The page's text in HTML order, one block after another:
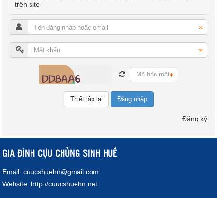
trên site
Đăng nhập
Đăng ký
GIA ĐÌNH CỰU CHỦNG SINH HUẾ
Email: cuucshuehn@gmail.com
Website: http://cuucshuehn.net